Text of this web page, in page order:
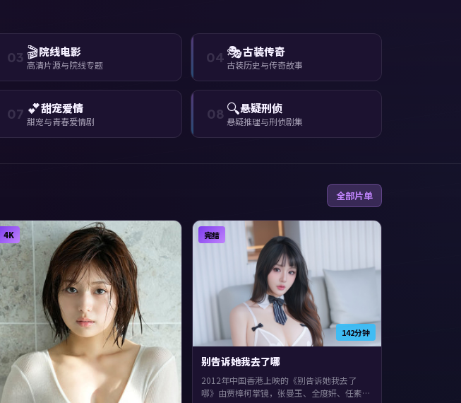
03 🎬院线电影
高清片源与院线专题 04 🎭古装传奇
古装历史与传奇故事
07 💕甜宠爱情
甜宠与青春爱情剧 08 🔍悬疑刑侦
悬疑推理与刑侦剧集
全部片单
4K
142分钟
完结
别告诉她我去了哪
2012年中国香港上映的《别告诉她我去了
哪》由贾樟柯掌镜，张曼玉、全度妍、任素汐